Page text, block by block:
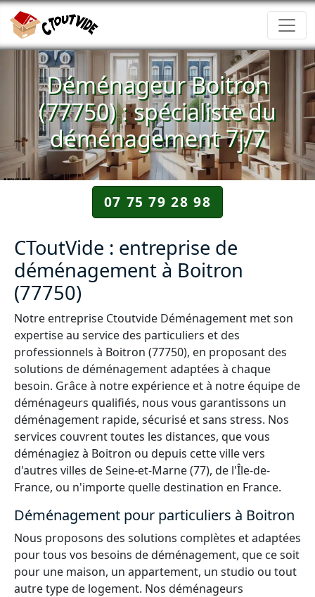
Déménageur Boitron
(77750) : spécialiste du
déménagement 7j/7
07 75 79 28 98
CToutVide : entreprise de
déménagement à Boitron
(77750)
Notre entreprise Ctoutvide Déménagement met son
expertise au service des particuliers et des
professionnels à Boitron (77750), en proposant des
solutions de déménagement adaptées à chaque
besoin. Grâce à notre expérience et à notre équipe de
déménageurs qualifiés, nous vous garantissons un
déménagement rapide, sécurisé et sans stress. Nos
services couvrent toutes les distances, que vous
déménagiez à Boitron ou depuis cette ville vers
d'autres villes de Seine-et-Marne (77), de l'Île-de-
France, ou n'importe quelle destination en France.
Déménagement pour particuliers à Boitron
Nous proposons des solutions complètes et adaptées
pour tous vos besoins de déménagement, que ce soit
pour une maison, un appartement, un studio ou tout
autre type de logement. Nos déménageurs